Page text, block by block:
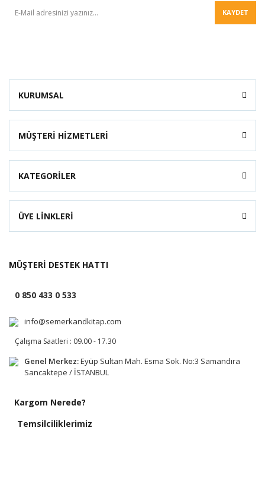
KAYDET
KURUMSAL
MÜŞTERİ HİZMETLERİ
KATEGORİLER
ÜYE LİNKLERİ
MÜŞTERİ DESTEK HATTI
0 850 433 0 533
info@semerkandkitap.com
Çalışma Saatleri : 09.00 - 17.30
Genel Merkez:Eyüp Sultan Mah. Esma Sok. No:3 Samandıra
Sancaktepe / İSTANBUL
Kargom Nerede?
Temsilciliklerimiz